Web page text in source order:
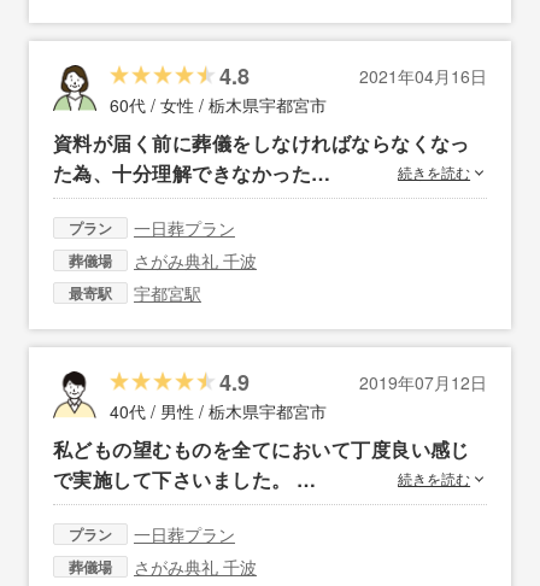
4.8
2021年04月16日
60代 / 女性 / 栃木県宇都宮市
資料が届く前に葬儀をしなければならなくなっ
た為、十分理解できなかった…
続きを読む
プラン 一日葬プラン
葬儀場 さがみ典礼 千波
最寄駅 宇都宮駅
4.9
2019年07月12日
40代 / 男性 / 栃木県宇都宮市
私どもの望むものを全てにおいて丁度良い感じ
で実施して下さいました。 …
続きを読む
プラン 一日葬プラン
葬儀場 さがみ典礼 千波